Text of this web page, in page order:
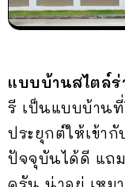
แบบบ้านสไตล์ร่
รี เป็นแบบบ้าน
ประยุกต์ให้เข้า
ปัจจุบันได้ดี แถ